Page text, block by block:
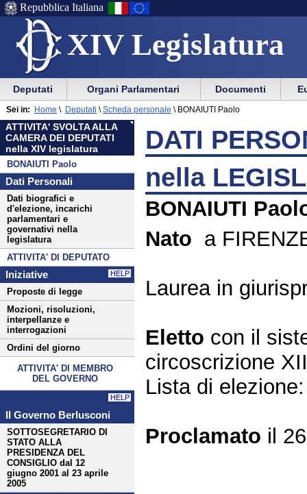
XIV Legislatura
Menu
di
ausilio
alla
navigazione
Vai
Menu
di
navigazione
principale
Repubblica Italiana
Menu
di
navigazione
principale
Vai
menu
di
sezione
Deputati Organi Parlamentari Documenti
ATTIVITA' SVOLTA ALLA
CAMERA DEI DEPUTATI
nella XIV legislatura
BONAIUTI Paolo
Dati Personali
Dati biografici e
d'elezione, incarichi
parlamentari e
governativi nella
legislatura
ATTIVITA' DI DEPUTATO
Iniziative HELP
Proposte di legge
Mozioni, risoluzioni,
interpellanze e
interrogazioni
Ordini del giorno
ATTIVITA' DI MEMBRO
DEL GOVERNO
HELP
II Governo Berlusconi
SOTTOSEGRETARIO DI
STATO ALLA
PRESIDENZA DEL
CONSIGLIO dal 12
giugno 2001 al 23 aprile
2005
Sei in: Home \ Deputati \ Scheda personale \ BONAIUTI Paolo
DATI
nella
BONAIUTI
Nato a
Laurea in
Eletto con il
circoscrizione
Lista di
Proclamato il